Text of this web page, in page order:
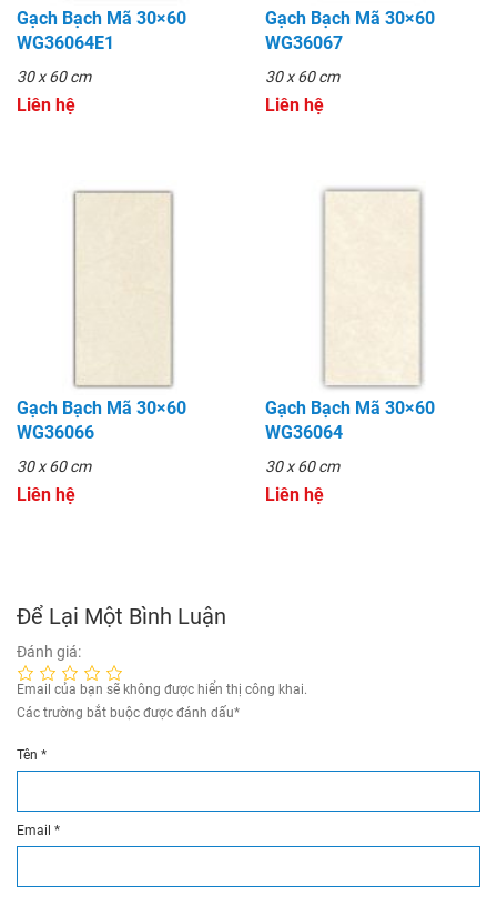
Gạch Bạch Mã 30×60
WG36064E1
30 x 60 cm
Liên hệ
Gạch Bạch Mã 30×60
WG36067
30 x 60 cm
Liên hệ
Gạch Bạch Mã 30×60
WG36066
30 x 60 cm
Liên hệ
Gạch Bạch Mã 30×60
WG36064
30 x 60 cm
Liên hệ
Để Lại Một Bình Luận
Đánh giá:
Email của bạn sẽ không được hiển thị công khai.
Các trường bắt buộc được đánh dấu*
Tên *
Email *